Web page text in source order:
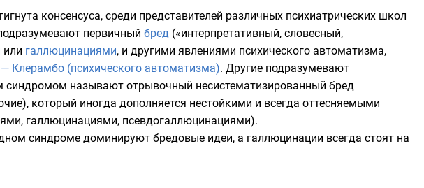
консенсуса, среди представителей различных психиатрических школ
первичный бред («интерпретативный, словесный,
или галлюцинациями, и другими явлениями психического автоматизма,
Клерамбо (психического автоматизма). Другие подразумевают
синдромом называют отрывочный несистематизированный бред
который иногда дополняется нестойкими и всегда оттесняемыми
, галлюцинациями, псевдогаллюцинациями).
синдроме доминируют бредовые идеи, а галлюцинации всегда стоят на